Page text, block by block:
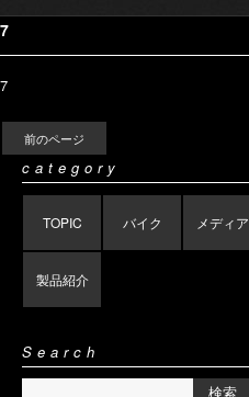
7
7
前のページ
category
TOPIC バイク メディア
製品紹介
Search